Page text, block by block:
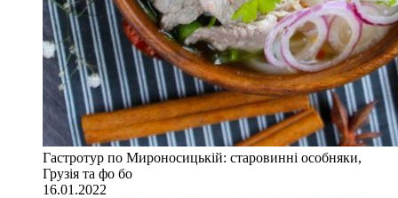
Гастротур по Мироносицькій: старовинні особняки,
Грузія та фо бо
16.01.2022